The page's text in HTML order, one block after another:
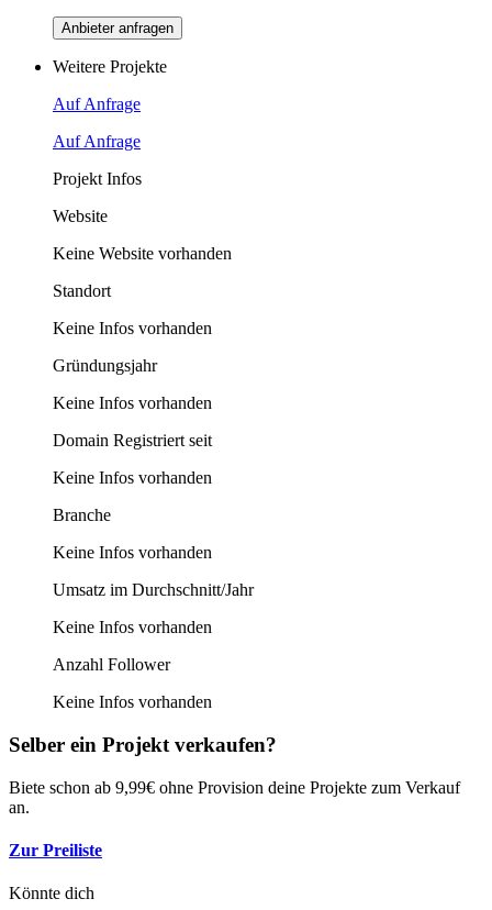
Anbieter anfragen
Weitere Projekte
Auf Anfrage
Auf Anfrage
Projekt Infos
Website
Keine Website vorhanden
Standort
Keine Infos vorhanden
Gründungsjahr
Keine Infos vorhanden
Domain Registriert seit
Keine Infos vorhanden
Branche
Keine Infos vorhanden
Umsatz im Durchschnitt/Jahr
Keine Infos vorhanden
Anzahl Follower
Keine Infos vorhanden
Selber ein Projekt verkaufen?
Biete schon ab 9,99€ ohne Provision deine Projekte zum Verkauf
an.
Zur Preiliste
Könnte dich